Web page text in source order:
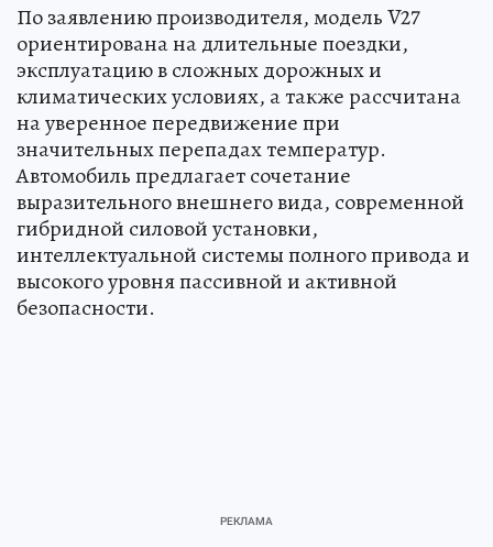
По заявлению производителя, модель V27
ориентирована на длительные поездки,
эксплуатацию в сложных дорожных и
климатических условиях, а также рассчитана
на уверенное передвижение при
значительных перепадах температур.
Автомобиль предлагает сочетание
выразительного внешнего вида, современной
гибридной силовой установки,
интеллектуальной системы полного привода и
высокого уровня пассивной и активной
безопасности.